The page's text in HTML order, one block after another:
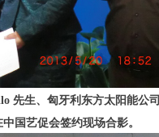
、匈牙利东方太阳能公司
促会签约现场合影。